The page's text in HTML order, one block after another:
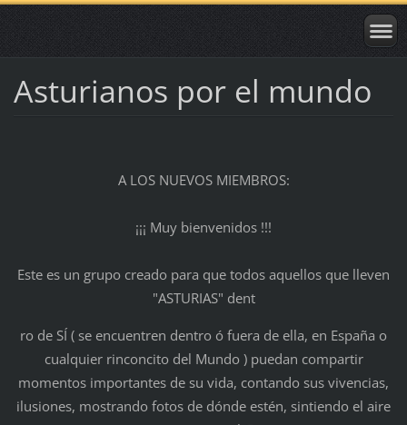
Asturianos por el mundo
A LOS NUEVOS MIEMBROS:
¡¡¡ Muy bienvenidos !!!
Este es un grupo creado para que todos aquellos que lleven
"ASTURIAS" dent
ro de SÍ ( se encuentren dentro ó fuera de ella, en España o
cualquier rinconcito del Mundo ) puedan compartir
momentos importantes de su vida, contando sus vivencias,
ilusiones, mostrando fotos de dónde estén, sintiendo el aire